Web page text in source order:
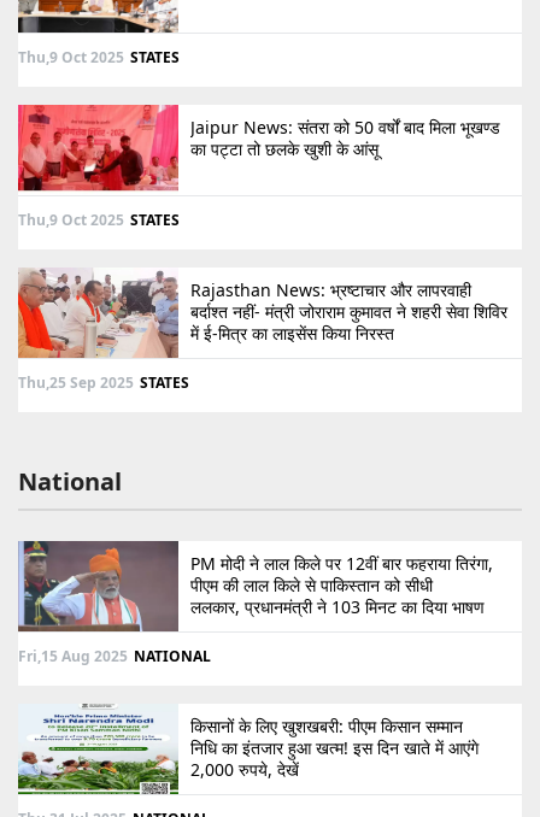
Thu,9 Oct 2025 STATES
Jaipur News: संतरा को 50 वर्षों बाद मिला भूखण्ड
का पट्टा तो छलके खुशी के आंसू
Thu,9 Oct 2025 STATES
Rajasthan News: भ्रष्टाचार और लापरवाही
बर्दाश्त नहीं- मंत्री जोराराम कुमावत ने शहरी सेवा शिविर
में ई-मित्र का लाइसेंस किया निरस्त
Thu,25 Sep 2025 STATES
National
PM मोदी ने लाल किले पर 12वीं बार फहराया तिरंगा,
पीएम की लाल किले से पाकिस्तान को सीधी
ललकार, प्रधानमंत्री ने 103 मिनट का दिया भाषण
Fri,15 Aug 2025 NATIONAL
किसानों के लिए खुशखबरी: पीएम किसान सम्मान
निधि का इंतजार हुआ खत्म! इस दिन खाते में आएंगे
2,000 रुपये, देखें